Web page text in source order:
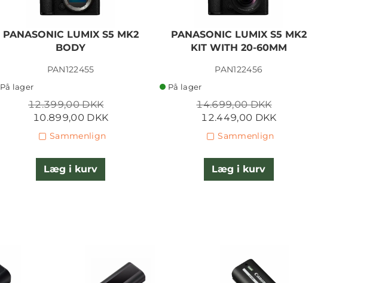
PANASONIC LUMIX S5 MK2
BODY
PAN122455
På lager
12.399,00 DKK
10.899,00 DKK
Sammenlign
Læg i kurv
PANASONIC LUMIX S5 MK2
KIT WITH 20-60MM
PAN122456
På lager
14.699,00 DKK
12.449,00 DKK
Sammenlign
Læg i kurv